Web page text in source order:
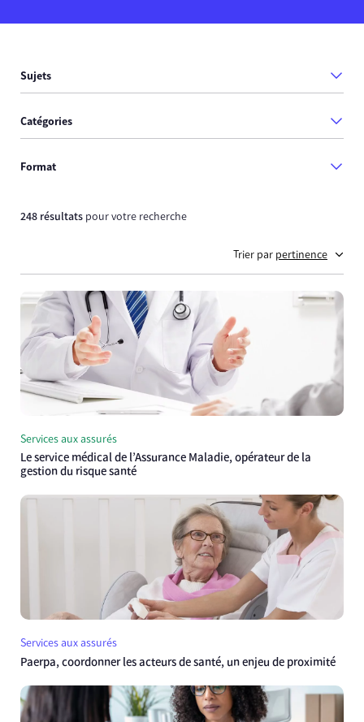
Sujets
Catégories
Format
248 résultats pour votre recherche
Trier par pertinence
Services aux assurés
Le service médical de l’Assurance Maladie, opérateur de la
gestion du risque santé
Services aux assurés
Paerpa, coordonner les acteurs de santé, un enjeu de proximité